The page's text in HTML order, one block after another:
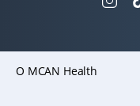
O MCAN Health